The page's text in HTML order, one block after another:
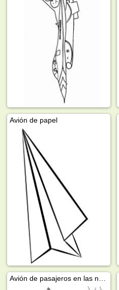
Avión de papel
Avión de pasajeros en las nubes